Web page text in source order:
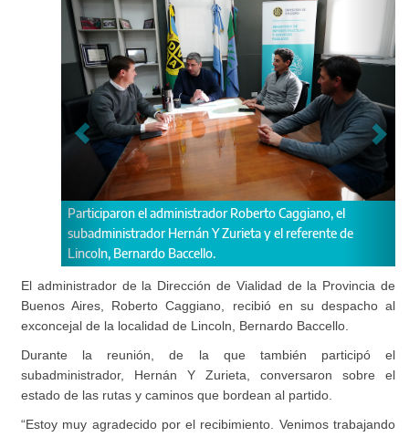
Participaron el administrador Roberto Caggiano, el
subadministrador Hernán Y Zurieta y el referente de
Lincoln, Bernardo Baccello.
El administrador de la Dirección de Vialidad de la Provincia de
Buenos Aires, Roberto Caggiano, recibió en su despacho al
exconcejal de la localidad de Lincoln, Bernardo Baccello.
Durante la reunión, de la que también participó el
subadministrador, Hernán Y Zurieta, conversaron sobre el
estado de las rutas y caminos que bordean al partido.
“Estoy muy agradecido por el recibimiento. Venimos trabajando